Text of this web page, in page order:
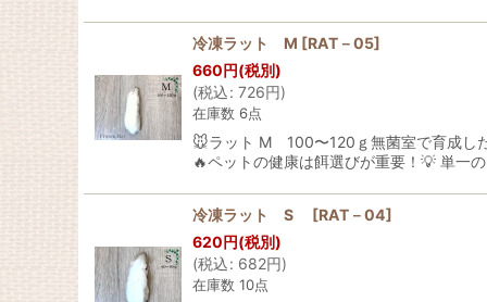
冷凍ラット M [RAT－05]
660円(税別)
(税込: 726円)
在庫数 6点
🐭ラット M 100〜120ｇ無菌室で育成し
🔥ペットの健康は餌選びが重要！💡 単一
冷凍ラット S [RAT－04]
620円(税別)
(税込: 682円)
在庫数 10点